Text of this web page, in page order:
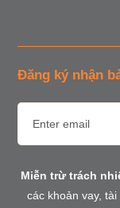
Đăng ký nhận
Miễn trừ trách
các khoản vay,